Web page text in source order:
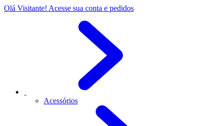
Olá Visitante! Acesse sua conta e pedidos
Acessórios